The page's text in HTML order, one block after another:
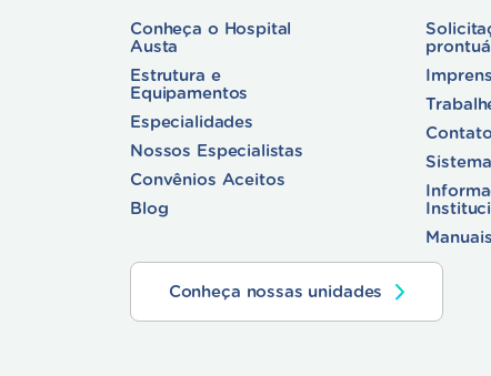
Conheça o Hospital
Austa
Estrutura e
Equipamentos
Especialidades
Nossos Especialistas
Convênios Aceitos
Blog
Conheça nossas unidades
Contato